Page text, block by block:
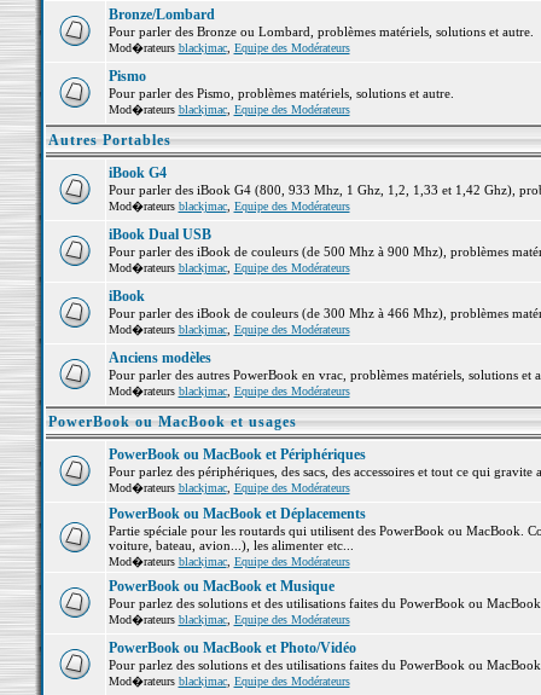
Bronze/Lombard
Pour parler des Bronze ou Lombard, problèmes matériels, solutions et autre.
Mod�rateurs blackjmac, Equipe des Modérateurs
Pismo
Pour parler des Pismo, problèmes matériels, solutions et autre.
Mod�rateurs blackjmac, Equipe des Modérateurs
Autres Portables
iBook G4
Pour parler des iBook G4 (800, 933 Mhz, 1 Ghz, 1,2, 1,33 et 1,42 Ghz),
Mod�rateurs blackjmac, Equipe des Modérateurs
iBook Dual USB
Pour parler des iBook de couleurs (de 500 Mhz à 900 Mhz), problèmes
Mod�rateurs blackjmac, Equipe des Modérateurs
iBook
Pour parler des iBook de couleurs (de 300 Mhz à 466 Mhz), problèmes
Mod�rateurs blackjmac, Equipe des Modérateurs
Anciens modèles
Pour parler des autres PowerBook en vrac, problèmes matériels, solutions et
Mod�rateurs blackjmac, Equipe des Modérateurs
PowerBook ou MacBook et usages
PowerBook ou MacBook et Périphériques
Pour parlez des périphériques, des sacs, des accessoires et tout ce qui
Mod�rateurs blackjmac, Equipe des Modérateurs
PowerBook ou MacBook et Déplacements
Partie spéciale pour les routards qui utilisent des PowerBook ou MacBook.
voiture, bateau, avion...), les alimenter etc...
Mod�rateurs blackjmac, Equipe des Modérateurs
PowerBook ou MacBook et Musique
Pour parlez des solutions et des utilisations faites du PowerBook ou
Mod�rateurs blackjmac, Equipe des Modérateurs
PowerBook ou MacBook et Photo/Vidéo
Pour parlez des solutions et des utilisations faites du PowerBook ou
Mod�rateurs blackjmac, Equipe des Modérateurs